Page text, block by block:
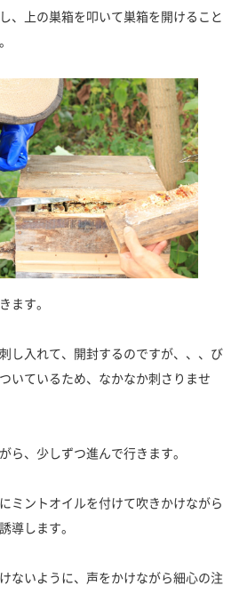
、上の巣箱を叩いて巣箱を開けること
ます。
し入れて、開封するのですが、、、び
いているため、なかなか刺さりませ
ら、少しずつ進んで行きます。
ミントオイルを付けて吹きかけながら
導します。
ないように、声をかけながら細心の注